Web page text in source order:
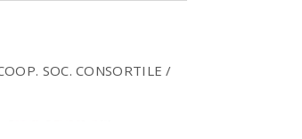
SOC. CONSORTILE /